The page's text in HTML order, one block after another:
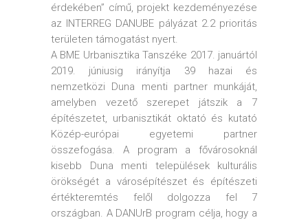
érdekében” című, projekt kezdeményezése
az INTERREG DANUBE pályázat 2.2 prioritás
területen támogatást nyert.
A BME Urbanisztika Tanszéke 2017. januártól
2019. júniusig irányítja 39 hazai és
nemzetközi Duna menti partner munkáját,
amelyben vezető szerepet játszik a 7
építészetet, urbanisztikát oktató és kutató
Közép-európai egyetemi partner
összefogása. A program a fővárosoknál
kisebb Duna menti települések kulturális
örökségét a városépítészet és építészeti
értékteremtés felől dolgozza fel 7
országban. A DANUrB program célja, hogy a